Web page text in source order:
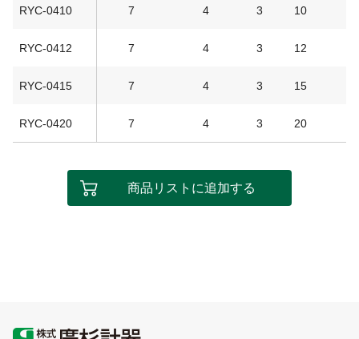
RYC-0410 7 4 3 10
RYC-0412 7 4 3 12
RYC-0415 7 4 3 15
RYC-0420 7 4 3 20
商品リストに追加する